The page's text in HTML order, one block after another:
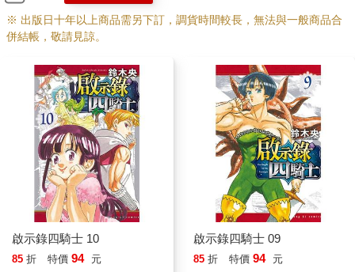
※ 出版日十年以上商品需另下訂，調貨時間較長，無法與一般商品合
併結帳，敬請見諒。
啟示錄四騎士 10
85 折 特價 94 元
啟示錄四騎士 09
85 折 特價 94 元